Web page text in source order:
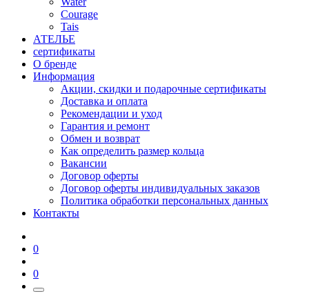
Courage
Tais
АТЕЛЬЕ
сертификаты
О бренде
Информация
Акции, скидки и подарочные сертификаты
Доставка и оплата
Рекомендации и уход
Гарантия и ремонт
Обмен и возврат
Как определить размер кольца
Вакансии
Договор оферты
Договор оферты индивидуальных заказов
Политика обработки персональных данных
Контакты
0
0